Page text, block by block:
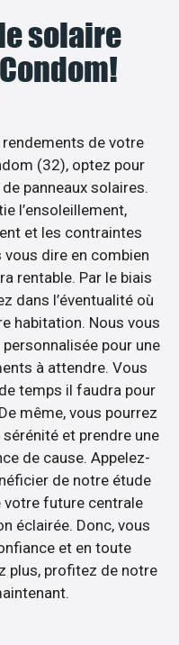
solaire
de votre
(32), optez pour
panneaux solaires.
l’ensoleillement,
et les contraintes
dire en combien
rentable. Par le biais
dans l’éventualité où
habitation. Nous vous
pour une
à attendre. Vous
temps il faudra pour
même, vous pourrez
et prendre une
de cause. Appelez-
de notre étude
future centrale
éclairée. Donc, vous
et en toute
plus, profitez de notre